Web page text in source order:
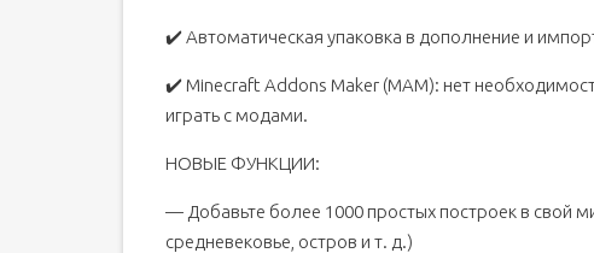
✔️ Автоматическая упаковка в дополнение и
✔️ Minecraft Addons Maker (MAM): нет
играть с модами.
НОВЫЕ ФУНКЦИИ:
— Добавьте более 1000 простых построек в свой
средневековье, остров и т. д.)